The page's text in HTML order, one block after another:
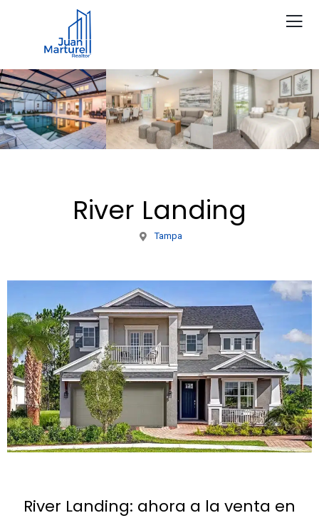
River Landing
Tampa
River Landing: ahora a la venta en